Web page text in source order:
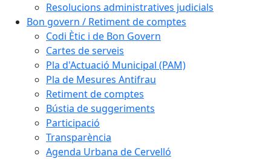
Resolucions administratives judicials
Bon govern / Retiment de comptes
Codi Ètic i de Bon Govern
Cartes de serveis
Pla d'Actuació Municipal (PAM)
Pla de Mesures Antifrau
Retiment de comptes
Bústia de suggeriments
Participació
Transparència
Agenda Urbana de Cervelló